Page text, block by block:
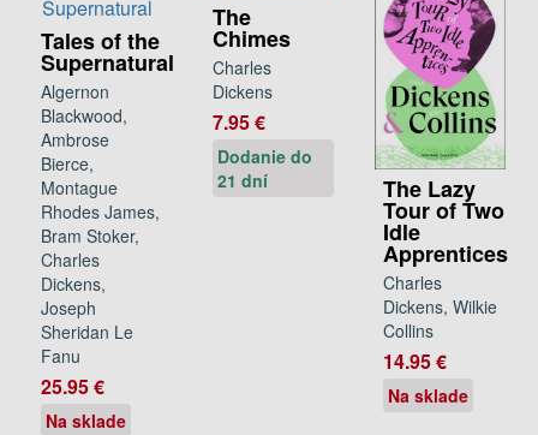
Tales of the
Supernatural
Algernon
Blackwood,
Ambrose
Bierce,
Montague
Rhodes James,
Bram Stoker,
Charles
Dickens,
Joseph
Sheridan Le
Fanu
25.95 €
Na sklade
The
Chimes
Charles
Dickens
7.95 €
Dodanie do
21 dní
The Lazy
Tour of Two
Idle
Apprentices
Charles
Dickens, Wilkie
Collins
14.95 €
Na sklade